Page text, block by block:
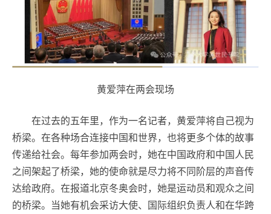
黄爱萍在两会现场
在过去的五年里，作为一名记者，黄爱萍将自己视为
桥梁。在各种场合连接中国和世界，也将更多个体的故事
传递给社会。每年参加两会时，她在中国政府和中国人民
之间架起了桥梁，她的使命就是尽力将不同阶层的声音传
达给政府。在报道北京冬奥会时，她是运动员和观众之间
的桥梁。当她有机会采访大使、国际组织负责人和在华跨